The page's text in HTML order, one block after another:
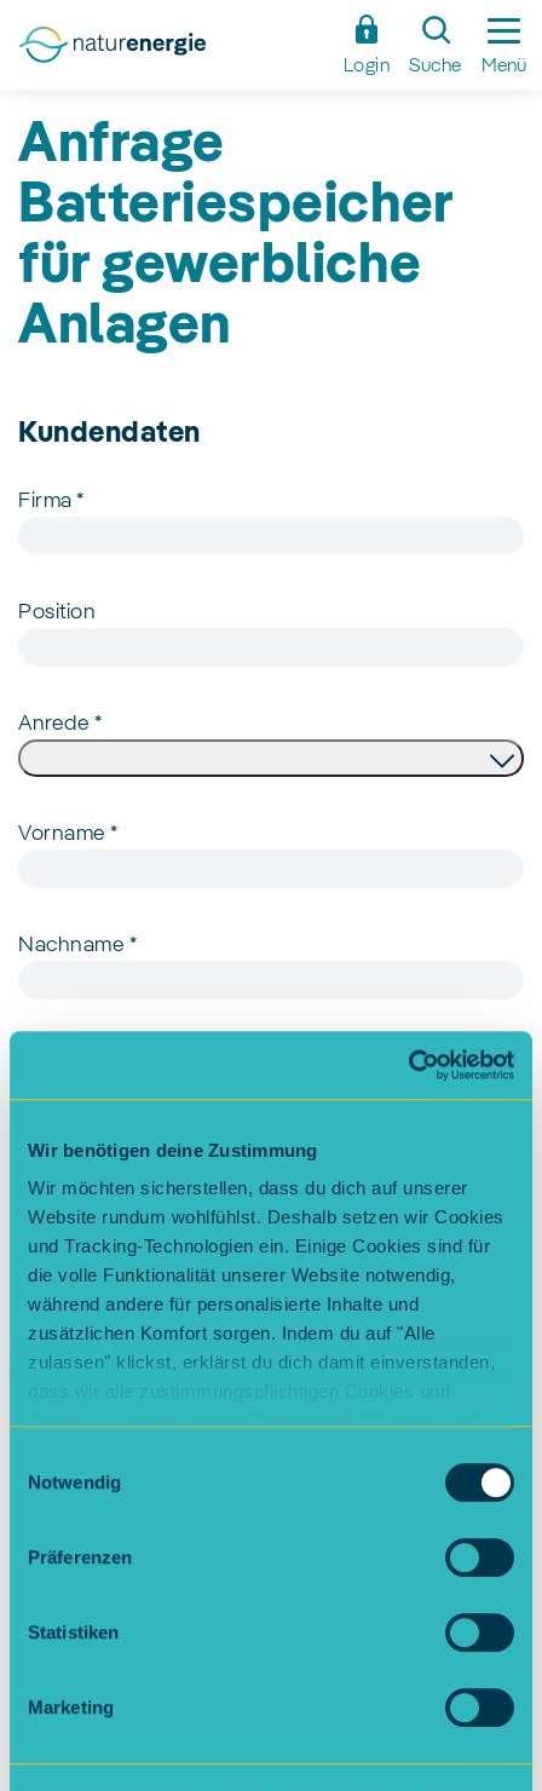
Wir benötigen deine Zustimmung
Wir möchten sicherstellen, dass du dich auf unserer
Website rundum wohlfühlst. Deshalb setzen wir Cookies
und Tracking-Technologien ein. Einige Cookies sind für
die volle Funktionalität unserer Website notwendig,
während andere für personalisierte Inhalte und
zusätzlichen Komfort sorgen. Indem du auf "Alle
zulassen" klickst, erklärst du dich damit einverstanden,
dass wir alle zustimmungspflichtigen Cookies und
Natürlich kannst du deine Entscheidung jederzeit
Notwendig
Präferenzen
Statistiken
Marketing
Hauptinhalt
Login Suche Menü
Anfrage
Batteriespeicher
für gewerbliche
Anlagen
Kundendaten
Firma*
Position
Anrede *
Vorname*
Nachname *
Angaben zum Unternehmen
Straße *